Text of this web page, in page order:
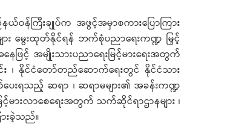
ယ်ဝန်ကြီးချုပ်က အဖွင့်အမှာစကားပြောကြား
မွေးထုတ်နိုင်ရန် ဘက်စုံပညာရေးကဏ္ဍ မြှင့်
င့် အမျိုးသားပညာရေးမြင့်မားရေးအတွက်
း ၊ နိုင်ငံတော်တည်ဆောက်ရေးတွင် နိုင်ငံသား
ေးရသည့် ဆရာ ၊ ဆရာမများ၏ အခန်းကဏ္ဍ
မားလာစေရေးအတွက် သက်ဆိုင်ရာဌာနများ ၊
ားခဲ့သည်။